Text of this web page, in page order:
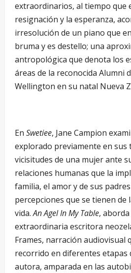
extraordinarios, al tiempo que
resignación y la esperanza,
irresolución de un piano que
bruma y es destello; una
antropológica que denota los
áreas de la reconocida Alumni
Wellington en su natal Nueva
En Swetiee, Jane Campion
explorado previamente en sus
vicisitudes de una mujer ante
relaciones humanas que la
familia, el amor y de sus
percepciones que se tienen de
vida.An Agel In My Table,
extraordinaria escritora
Frames, narración audiovisual
recorrido en diferentes etapas
autora, amparada en las